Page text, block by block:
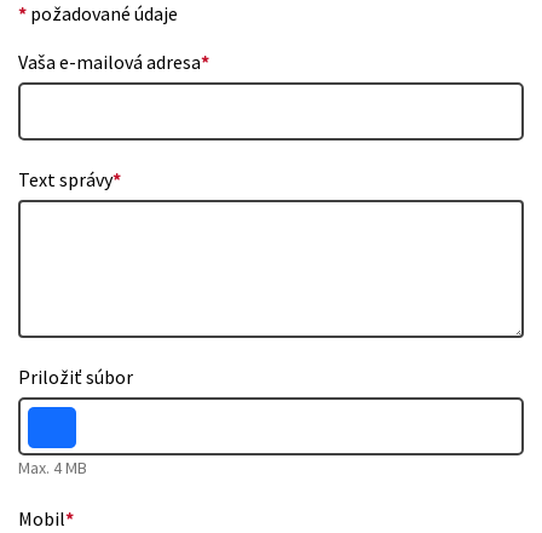
* požadované údaje
Vaša e-mailová adresa*
Text správy*
Priložiť súbor
Max. 4 MB
Mobil*